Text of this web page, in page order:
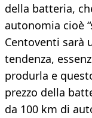
della batteria,
autonomia cioè
Centoventi sarà
tendenza,
produrla e
prezzo della
da 100 km di